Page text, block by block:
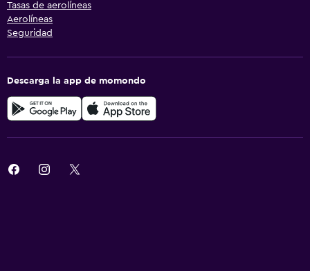
Tasas de aerolíneas
Aerolíneas
Seguridad
Descarga la app de momondo